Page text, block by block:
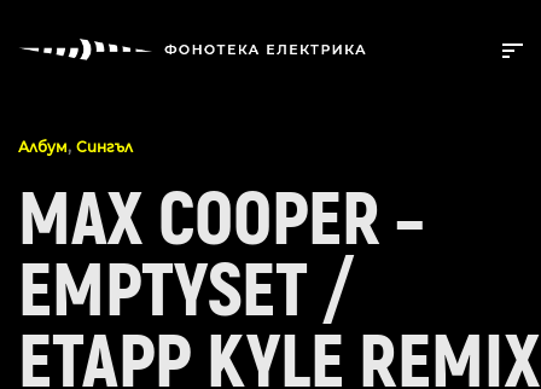
Албум, Сингъл
MAX COOPER –
EMPTYSET /
ETAPP KYLE REMIX